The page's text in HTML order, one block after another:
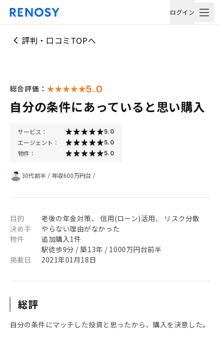
ログイン
評判・口コミTOPへ
総合評価： 5.0
自分の条件にあっていると思い購入
サービス： 5.0
エージェント： 5.0
物件： 5.0
30代前半 / 年収600万円台 /
目的
老後の年金対策、 信用(ローン)活用、 リスク分散
決め手
やらない理由がなかった
物件
追加購入1件
駅徒歩9分 / 築13年 / 1000万円台前半
掲載日
2021年01月18日
総評
自分の条件にマッチした投資と思ったから、購入を決意した。